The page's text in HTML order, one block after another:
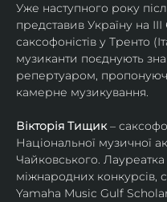
Уже наступного року
представив Україну на
саксофоністів у Тренто
музиканти поєднують
репертуаром,
камерне музикування.
Вікторія Тищик –
Національної музичної
Чайковського. Лауреатка
міжнародних конкурсів,
Yamaha Music Gulf